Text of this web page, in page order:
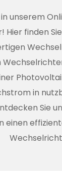
unserem
Hier finden
in
Sie
einen